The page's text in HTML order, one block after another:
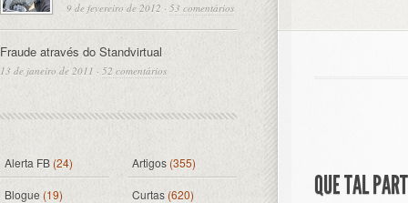
QUE TAL
9 de fevereiro de 2012 · 53 comentários
Fraude através do Standvirtual
13 de janeiro de 2011 · 52 comentários
Alerta FB(24) Artigos (355)
Blogue (19) Curtas (620)